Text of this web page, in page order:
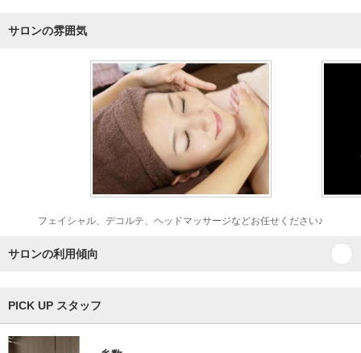
サロンの雰囲気
フェイシャル、デコルテ、ヘッドマッサージなどお任せください♪
サロンの利用傾向
PICK UP スタッフ